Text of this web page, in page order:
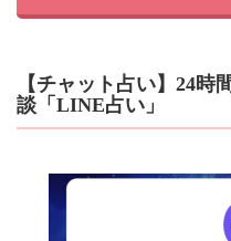
【チャット占い】24
談「LINE占い」